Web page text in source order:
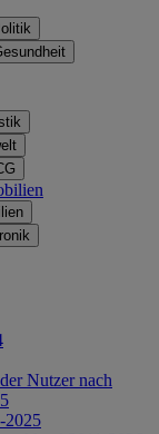
Nutzer nach
2025